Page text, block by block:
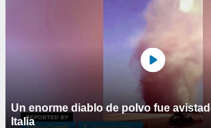
Un enorme diablo de polvo fue
Italia